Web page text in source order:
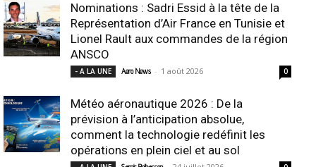
Nominations : Sadri Essid à la tête de la
Représentation d’Air France en Tunisie et
Lionel Rault aux commandes de la région
ANSCO
- A LA UNE Aero News - 1 août 2026 0
Météo aéronautique 2026 : De la
prévision à l’anticipation absolue,
comment la technologie redéfinit les
opérations en plein ciel et au sol